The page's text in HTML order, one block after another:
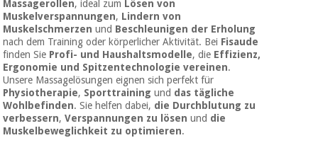
Angebote
Outlet
Traditionelle
chinesische
medizin
Klinische
möbel
Therapeutische
schränke
Nachricht
Angebote
Medizinische
ausrüstung
Traditionelle
chinesische
medizin
Massagerollen, ideal zum Lösen von
Muskelverspannungen, Lindern von
Muskelschmerzen und Beschleunigen der Erholung
nach dem Training oder körperlicher Aktivität. Bei Fisaude
finden Sie Profi- und Haushaltsmodelle, die Effizienz,
Ergonomie und Spitzentechnologie vereinen.
Unsere Massagelösungen eignen sich perfekt für
Physiotherapie, Sporttraining und das tägliche
Wohlbefinden. Sie helfen dabei, die Durchblutung zu
verbessern,Verspannungen zu lösen und die
Muskelbeweglichkeit zu optimieren.